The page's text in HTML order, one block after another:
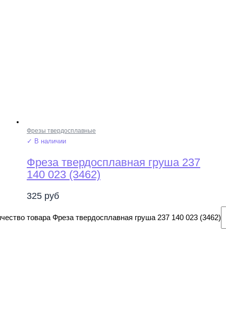
Фрезы твердосплавные
✓ В наличии
Фреза твердосплавная груша 237
140 023 (3462)
325 руб
товара Фреза твердосплавная груша 237 140 023 (3462)